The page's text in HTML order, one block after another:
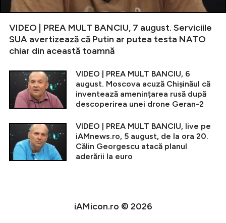
VIDEO | PREA MULT BANCIU, 7 august. Serviciile
SUA avertizează că Putin ar putea testa NATO
chiar din această toamnă
VIDEO | PREA MULT BANCIU, 6
august. Moscova acuză Chișinăul că
inventează amenințarea rusă după
descoperirea unei drone Geran-2
VIDEO | PREA MULT BANCIU, live pe
iAMnews.ro, 5 august, de la ora 20.
Călin Georgescu atacă planul
aderării la euro
iAMicon.ro © 2026